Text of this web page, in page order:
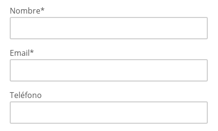
Nombre*
Email*
Teléfono